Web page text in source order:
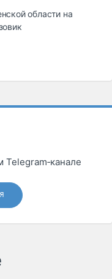
области на
Telegram‑канале